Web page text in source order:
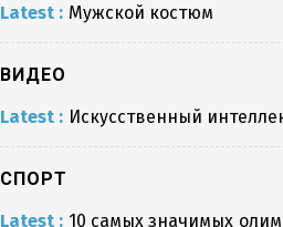
Latest : Мужской костюм
ВИДЕО
Latest : Искусственный
СПОРТ
Latest : 10 самых значимых